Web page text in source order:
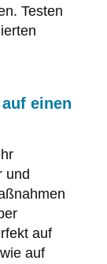
Testen
einen
und
auf
auf